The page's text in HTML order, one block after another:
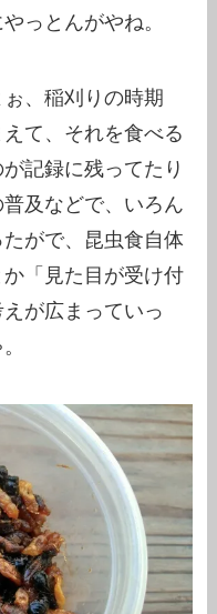
っとんがやね。
、稲刈りの時期
て、それを食べる
記録に残ってたり
及などで、いろん
がで、昆虫食自体
「見た目が受け付
が広まっていっ